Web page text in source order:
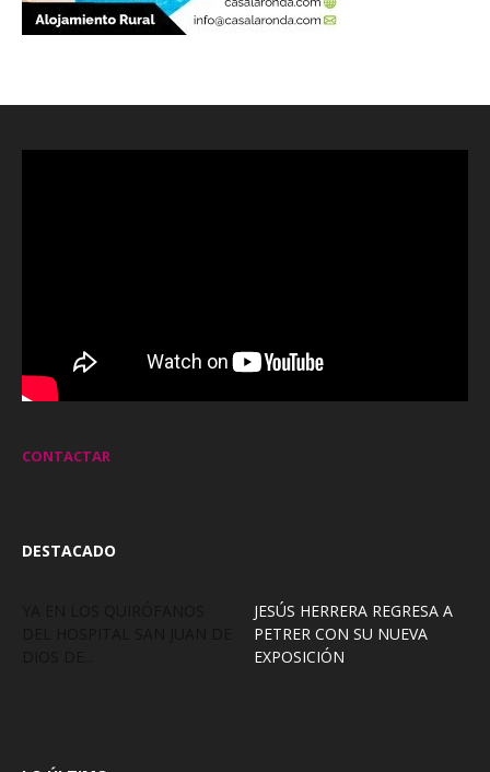
CONTACTAR
DESTACADO
JESÚS HERRERA REGRESA A
PETRER CON SU NUEVA
EXPOSICIÓN